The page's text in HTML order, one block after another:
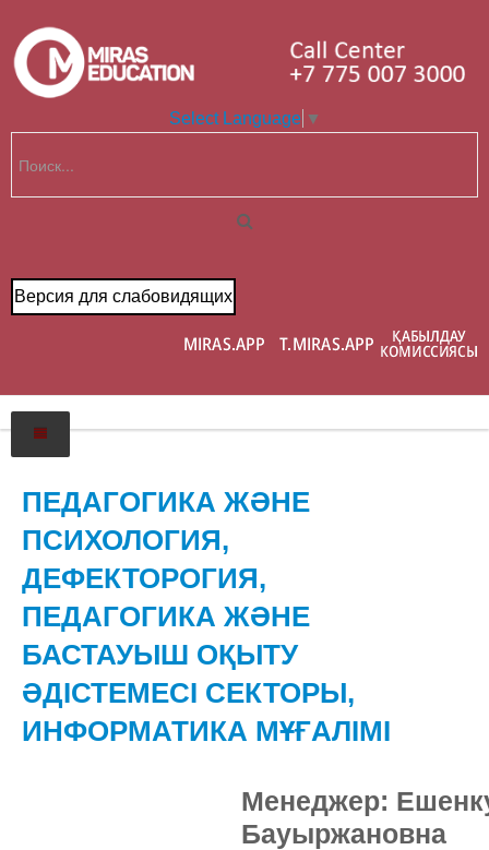
Select Language ▼
Версия для слабовидящих
ПЕДАГОГИКА ЖӘНЕ
ПСИХОЛОГИЯ,
ДЕФЕКТОРОГИЯ,
ПЕДАГОГИКА ЖӘНЕ
БАСТАУЫШ ОҚЫТУ
ӘДІСТЕМЕСІ СЕКТОРЫ,
ИНФОРМАТИКА МҰҒАЛІМІ
Менеджер:
Бауыржановна